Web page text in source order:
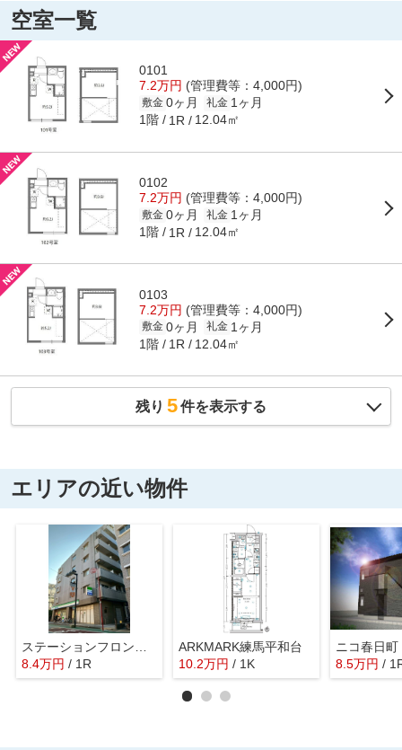
空室一覧
0101
7.2万円 (管理費等：4,000円)
敷金 0ヶ月 礼金 1ヶ月
1階 1R 12.04㎡
0102
7.2万円 (管理費等：4,000円)
敷金 0ヶ月 礼金 1ヶ月
1階 1R 12.04㎡
0103
7.2万円 (管理費等：4,000円)
敷金 0ヶ月 礼金 1ヶ月
1階 1R 12.04㎡
残り 5件を表示する
エリアの近い物件
8.4万円 / 1R
ARKMARK練馬平和台
10.2万円 / 1K
ニコ春日町
8.5万円 /